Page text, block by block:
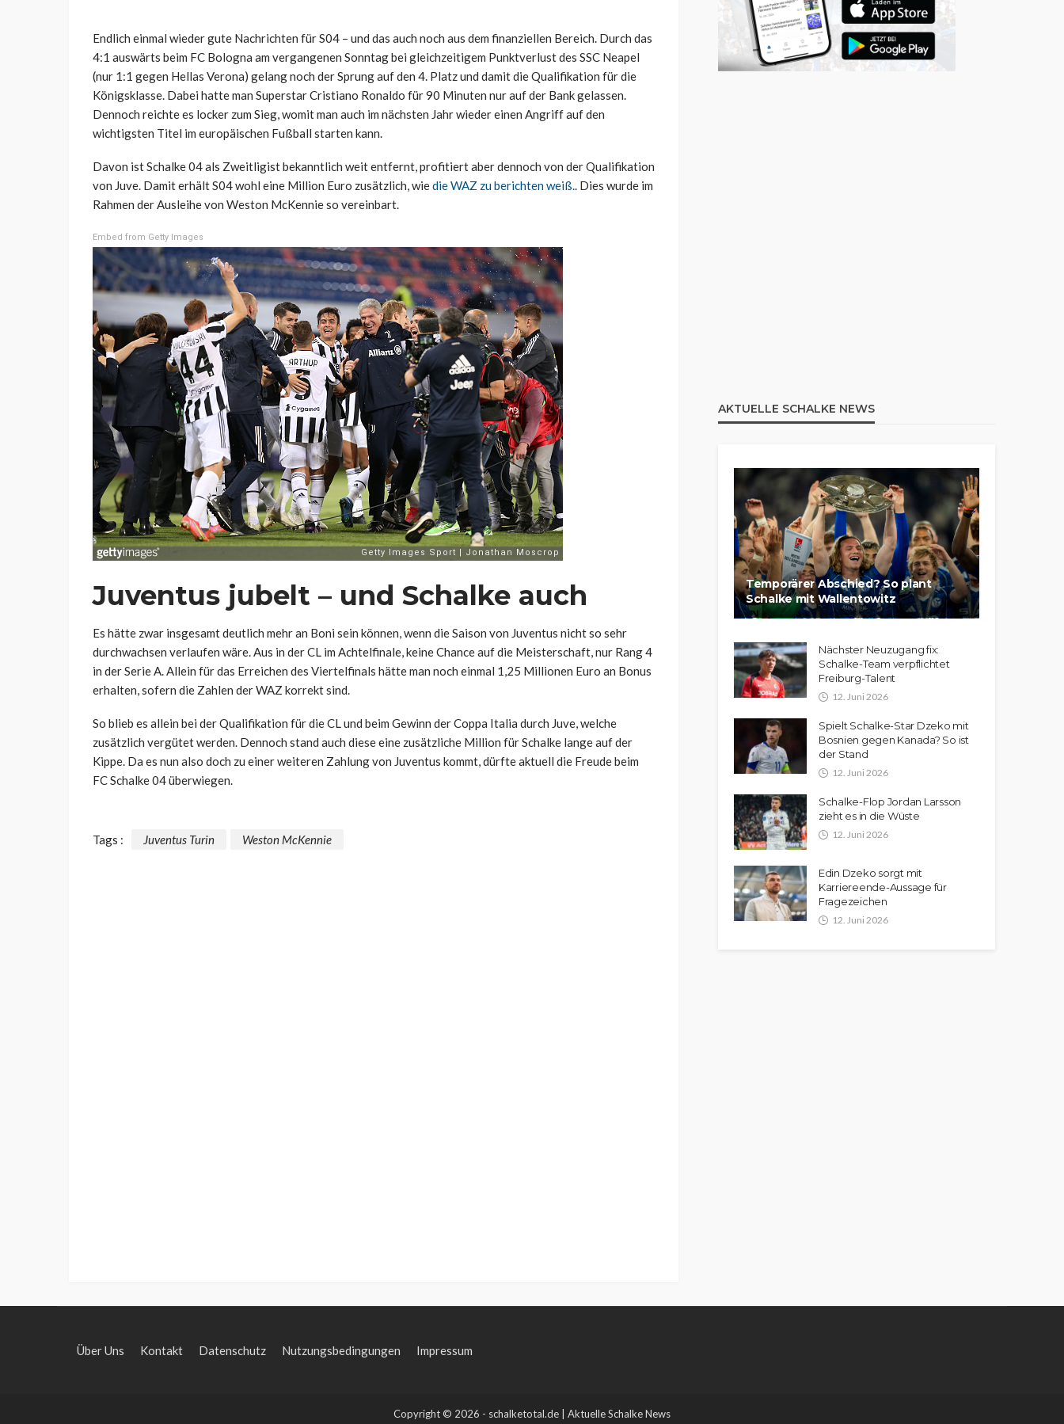
Endlich einmal wieder gute Nachrichten für S04 – und das auch noch aus dem finanziellen Bereich. Durch das
4:1 auswärts beim FC Bologna am vergangenen Sonntag bei gleichzeitigem Punktverlust des SSC Neapel
(nur 1:1 gegen Hellas Verona) gelang noch der Sprung auf den 4. Platz und damit die Qualifikation für die
Königsklasse. Dabei hatte man Superstar Cristiano Ronaldo für 90 Minuten nur auf der Bank gelassen.
Dennoch reichte es locker zum Sieg, womit man auch im nächsten Jahr wieder einen Angriff auf den
wichtigsten Titel im europäischen Fußball starten kann.
Davon ist Schalke 04 als Zweitligist bekanntlich weit entfernt, profitiert aber dennoch von der Qualifikation
von Juve. Damit erhält S04 wohl eine Million Euro zusätzlich, wiedie WAZ zu berichten weiß.. Dies wurde im
Rahmen der Ausleihe von Weston McKennie so vereinbart.
Embed from Getty Images
Juventus jubelt – und Schalke auch
Es hätte zwar insgesamt deutlich mehr an Boni sein können, wenn die Saison von Juventus nicht so sehr
durchwachsen verlaufen wäre. Aus in der CL im Achtelfinale, keine Chance auf die Meisterschaft, nur Rang 4
in der Serie A. Allein für das Erreichen des Viertelfinals hätte man noch einmal 1,25 Millionen Euro an Bonus
erhalten, sofern die Zahlen der WAZ korrekt sind.
So blieb es allein bei der Qualifikation für die CL und beim Gewinn der Coppa Italia durch Juve, welche
zusätzlich vergütet werden. Dennoch stand auch diese eine zusätzliche Million für Schalke lange auf der
Kippe. Da es nun also doch zu einer weiteren Zahlung von Juventus kommt, dürfte aktuell die Freude beim
FC Schalke 04 überwiegen.
Tags : Juventus Turin Weston McKennie
AKTUELLE SCHALKE NEWS
Temporärer Abschied? So plant
Schalke mit Wallentowitz
Nächster Neuzugang fix:
Schalke-Team verpflichtet
Freiburg-Talent
12. Juni 2026
Spielt Schalke-Star Dzeko mit
Bosnien gegen Kanada? So ist
der Stand
12. Juni 2026
Schalke-Flop Jordan Larsson
zieht es in die Wüste
12. Juni 2026
Edin Dzeko sorgt mit
Karriereende-Aussage für
Fragezeichen
12. Juni 2026
Über Uns Kontakt Datenschutz Nutzungsbedingungen Impressum
Copyright © 2026 - schalketotal.de | Aktuelle Schalke News